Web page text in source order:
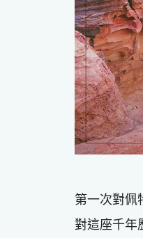
第一次對佩
對這座千年